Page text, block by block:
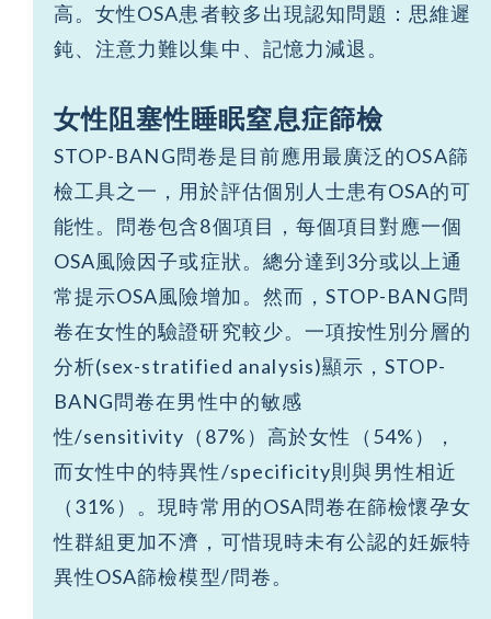
高。女性OSA患者較多出現認知問題：思維遲
鈍、注意力難以集中、記憶力減退。
女性阻塞性睡眠窒息症篩檢
STOP-BANG問卷是目前應用最廣泛的OSA篩
檢工具之一，用於評估個別人士患有OSA的可
能性。問卷包含8個項目，每個項目對應一個
OSA風險因子或症狀。總分達到3分或以上通
常提示OSA風險增加。然而，STOP-BANG問
卷在女性的驗證研究較少。一項按性別分層的
分析(sex-stratified analysis)顯示，STOP-
BANG問卷在男性中的敏感
性/sensitivity（87%）高於女性（54%），
而女性中的特異性/specificity則與男性相近
（31%）。現時常用的OSA問卷在篩檢懷孕女
性群組更加不濟，可惜現時未有公認的妊娠特
異性OSA篩檢模型/問卷。